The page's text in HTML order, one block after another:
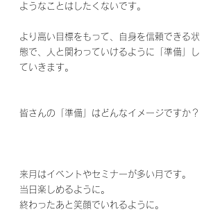
ようなことはしたくないです。
より高い目標をもって、自身を信頼できる状
態で、人と関わっていけるように「準備」し
ていきます。
皆さんの「準備」はどんなイメージですか？
来月はイベントやセミナーが多い月です。
当日楽しめるように。
終わったあと笑顔でいれるように。